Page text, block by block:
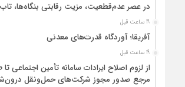
در عصر عدم‌قطعیت، مزیت رقابتی بنگاه‌ها،
19 ساعت قبل
آفریقا؛ آوردگاه قدرت‌های معدنی
19 ساعت قبل
از لزوم اصلاح ایرادات سامانه تأمین اجتماعی
مرجع صدور مجوز شرکت‌های حمل‌ونقل